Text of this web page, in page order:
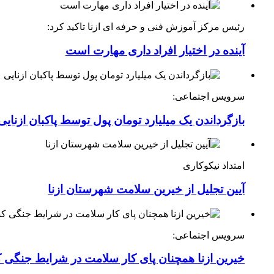
رئیس مرکز آموزش فنی و حرفه ای ازنا تاکید کرد:
آینده در اختیار افراد داری مهارت است
سرویس اجتماعی:
بازگرداندن یک میلیارد تومان پول توسط پاکبان
امتداد نیکوکاری
آیین تجلیل از خیرین سلامت شهرستان ازنا
سرویس اجتماعی:
خیرین ازنا همچنان پای کار سلامت در شرایط